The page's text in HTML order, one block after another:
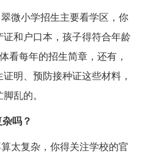
微小学招生主要看学区，你
和户口本，孩子得符合年龄
看每年的招生简章，还有，
明、预防接种证这些材料，
乱的。
吗？
太复杂，你得关注学校的官